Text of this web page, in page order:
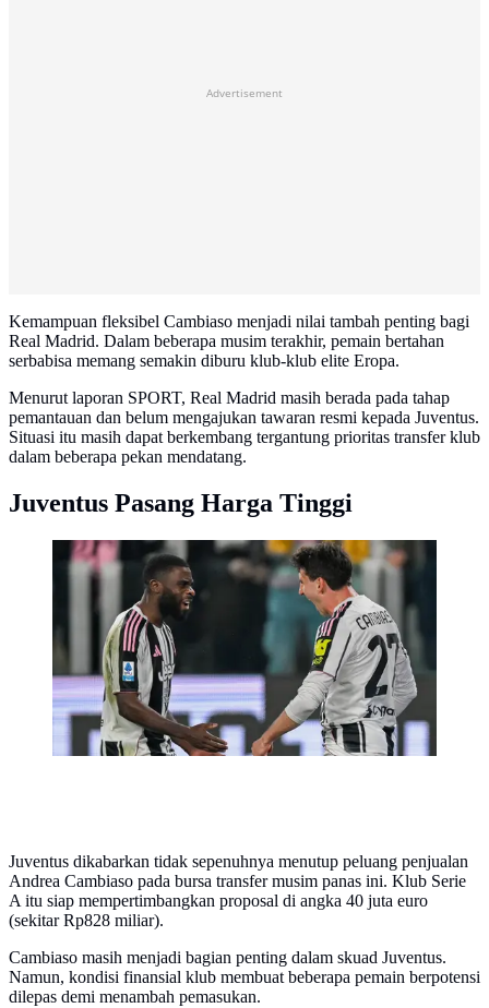
Advertisement
Kemampuan fleksibel Cambiaso menjadi nilai tambah penting bagi
Real Madrid. Dalam beberapa musim terakhir, pemain bertahan
serbabisa memang semakin diburu klub-klub elite Eropa.
Menurut laporan SPORT, Real Madrid masih berada pada tahap
pemantauan dan belum mengajukan tawaran resmi kepada Juventus.
Situasi itu masih dapat berkembang tergantung prioritas transfer klub
dalam beberapa pekan mendatang.
Juventus Pasang Harga Tinggi
Pemain Juventus Andrea Cambiaso (kanan) merayakan
gol yang dicetaknya pada laga Serie A/Liga Italia antara
Juventus vs Pisa di Turin, Italia, Sabtu, 7 Maret 2026.
(Tano Pecoraro/LaPresse via AP)
Juventus dikabarkan tidak sepenuhnya menutup peluang penjualan
Andrea Cambiaso pada bursa transfer musim panas ini. Klub Serie
A itu siap mempertimbangkan proposal di angka 40 juta euro
(sekitar Rp828 miliar).
Cambiaso masih menjadi bagian penting dalam skuad Juventus.
Namun, kondisi finansial klub membuat beberapa pemain berpotensi
dilepas demi menambah pemasukan.